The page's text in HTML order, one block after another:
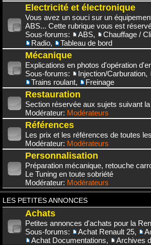
Electricité et électronique
Vous avez un souci sur un
ABS... Cette rubrique vous est
Sous-forums:
ABS, Chauffage /
Radio, Tableau de bord
Mécanique
Explications en photos d'opération
Sous-forums:
Injection/Carburation,
Trains roulant, Freinage
Restauration
Section réservée aux sujets suivant
Modérateur: Modérateurs
Références
Les prix et les références de toutes
Modérateur: Modérateurs
Personnalisation
Préparation mécanique, retouche
Le Tuning en toute sobriété
Modérateur: Modérateurs
LES PETITES ANNONCES
Achats
Petites annonces d'achats pour la
Sous-forums:
Achat Renault 25,
Achat Documentations, Archives